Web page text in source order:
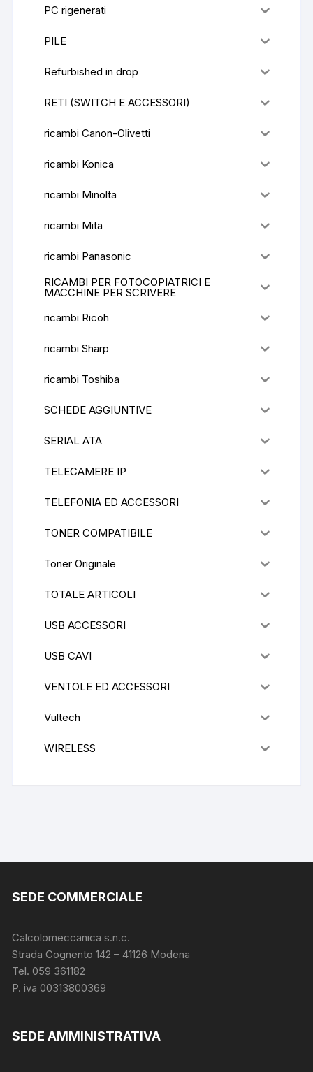
PC rigenerati
PILE
Refurbished in drop
RETI (SWITCH E ACCESSORI)
ricambi Canon-Olivetti
ricambi Konica
ricambi Minolta
ricambi Mita
ricambi Panasonic
RICAMBI PER FOTOCOPIATRICI E
MACCHINE PER SCRIVERE
ricambi Ricoh
ricambi Sharp
ricambi Toshiba
SCHEDE AGGIUNTIVE
SERIAL ATA
TELECAMERE IP
TELEFONIA ED ACCESSORI
TONER COMPATIBILE
Toner Originale
TOTALE ARTICOLI
USB ACCESSORI
USB CAVI
VENTOLE ED ACCESSORI
Vultech
WIRELESS
SEDE COMMERCIALE
Calcolomeccanica s.n.c.
Strada Cognento 142 – 41126 Modena
Tel. 059 361182
P. iva 00313800369
SEDE AMMINISTRATIVA